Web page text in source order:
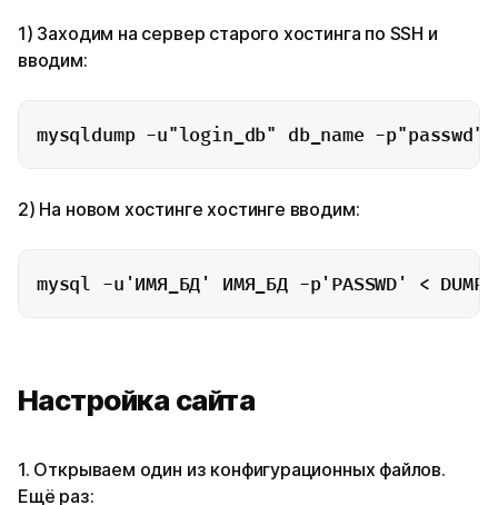
1) Заходим на сервер старого хостинга по SSH и
вводим:
mysqldump -u"login_db" db_name -
2) На новом хостинге хостинге вводим:
mysql -u'ИМЯ_БД' ИМЯ_БД -p'PASSWD' <
Настройка сайта
1. Открываем один из конфигурационных файлов.
Ещё раз: